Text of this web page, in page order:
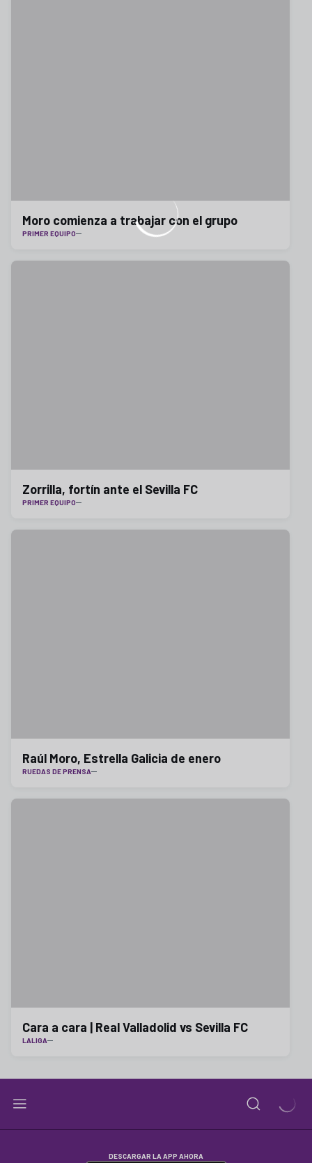
Moro comienza a trabajar con el grupo
PRIMER EQUIPO
Zorrilla, fortín ante el Sevilla FC
PRIMER EQUIPO
Raúl Moro, Estrella Galicia de enero
RUEDAS DE PRENSA
Cara a cara | Real Valladolid vs Sevilla FC
LALIGA
DESCARGAR LA APP AHORA